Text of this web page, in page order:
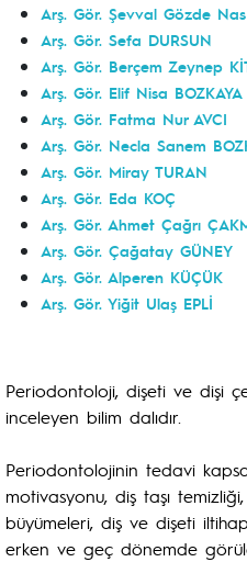
Arş. Gör. Şevval Gözde
Arş. Gör. Sefa DURSUN
Arş. Gör. Berçem Zeynep
Arş. Gör. Elif Nisa BOZKAYA
Arş. Gör. Fatma Nur AVCI
Arş. Gör. Necla Sanem
Arş. Gör. Miray TURAN
Arş. Gör. Eda KOÇ
Arş. Gör. Ahmet Çağrı
Arş. Gör. Çağatay GÜNEY
Arş. Gör. Alperen KÜÇÜK
Arş. Gör. Yiğit Ulaş EPLİ
Periodontoloji, dişeti ve dişi
inceleyen bilim dalıdır.
Periodontolojinin tedavi
motivasyonu, diş taşı
büyümeleri, diş ve dişeti
erken ve geç dönemde